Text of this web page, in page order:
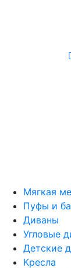
Мягкая
Пуфы и
Диваны
Угловые
Детские
Кресла